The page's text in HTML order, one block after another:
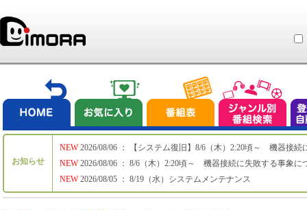
お知らせ
NEW
NEW
NEW
2026/08/06 ： 【システム復旧】8/6（木）2:20頃～ 機器接続
2026/08/06 ： 8/6（木）2:20頃～ 機器接続に失敗する事象に
2026/08/05 ： 8/19（水）システムメンテナンス